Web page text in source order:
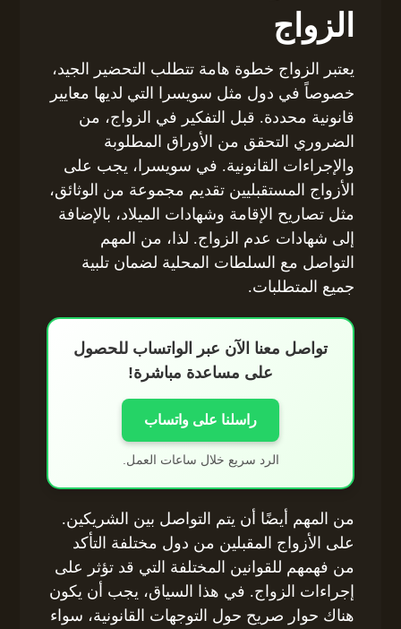
الزواج
يعتبر الزواج خطوة هامة تتطلب التحضير الجيد،
خصوصاً في دول مثل سويسرا التي لديها معايير
قانونية محددة. قبل التفكير في الزواج، من
الضروري التحقق من الأوراق المطلوبة
والإجراءات القانونية. في سويسرا، يجب على
الأزواج المستقبليين تقديم مجموعة من الوثائق،
مثل تصاريح الإقامة وشهادات الميلاد، بالإضافة
إلى شهادات عدم الزواج. لذا، من المهم
التواصل مع السلطات المحلية لضمان تلبية
جميع المتطلبات.
تواصل معنا الآن عبر الواتساب للحصول
على مساعدة مباشرة!
راسلنا على واتساب
الرد سريع خلال ساعات العمل.
من المهم أيضًا أن يتم التواصل بين الشريكين.
على الأزواج المقبلين من دول مختلفة التأكد
من فهمهم للقوانين المختلفة التي قد تؤثر على
إجراءات الزواج. في هذا السياق، يجب أن يكون
هناك حوار صريح حول التوجهات القانونية، سواء